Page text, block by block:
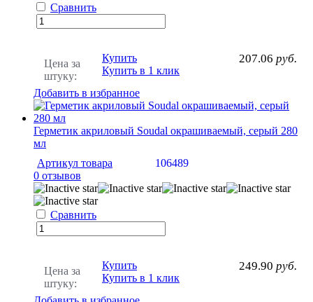
Сравнить
Цена за
штуку:
207.06 руб.
Купить
Купить в 1 клик
Добавить в избранное
Герметик акриловый Soudal окрашиваемый, серый 280
мл
Артикул товара
106489
0 отзывов
Сравнить
Цена за
штуку:
249.90 руб.
Купить
Купить в 1 клик